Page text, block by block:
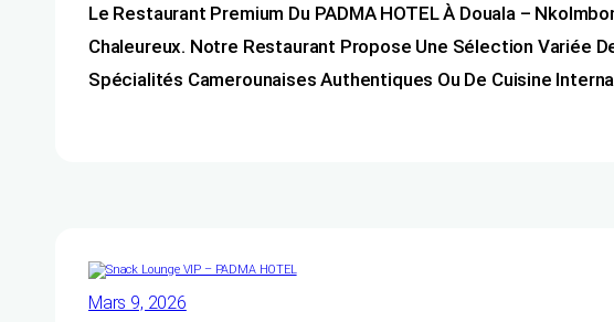
Le Restaurant Premium Du PADMA HOTEL À Douala –
Chaleureux. Notre Restaurant Propose Une Sélection Variée
Spécialités Camerounaises Authentiques Ou De Cuisine
Mars 9, 2026